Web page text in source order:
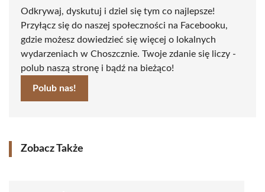
Odkrywaj, dyskutuj i dziel się tym co najlepsze!
Przyłącz się do naszej społeczności na Facebooku,
gdzie możesz dowiedzieć się więcej o lokalnych
wydarzeniach w Choszcznie. Twoje zdanie się liczy -
polub naszą stronę i bądź na bieżąco!
Polub nas!
Zobacz Także